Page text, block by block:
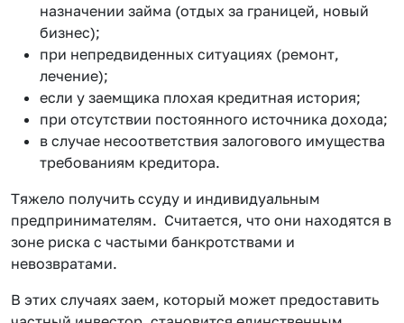
назначении займа (отдых за границей, новый
бизнес);
при непредвиденных ситуациях (ремонт,
лечение);
если у заемщика плохая кредитная история;
при отсутствии постоянного источника дохода;
в случае несоответствия залогового имущества
требованиям кредитора.
Тяжело получить ссуду и индивидуальным
предпринимателям. Считается, что они находятся в
зоне риска с частыми банкротствами и
невозвратами.
В этих случаях заем, который может предоставить